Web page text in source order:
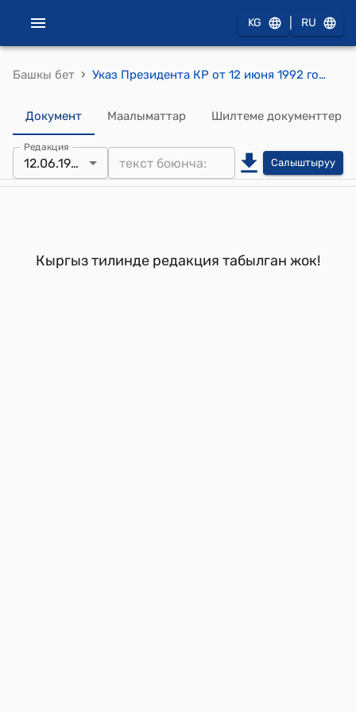
KG RU
Башкы бет › Указ Президента КР от 12 июня 1992 года УП N 196 "О награждении Почетной грамотой Республики Кыргызстан работников Управления строительства «Нарынгидроэнергострой»
Документ Маалыматтар Шилтеме документтер
Редакция
12.06.1992 Салыштыруу
Кыргыз тилинде редакция табылган жок!